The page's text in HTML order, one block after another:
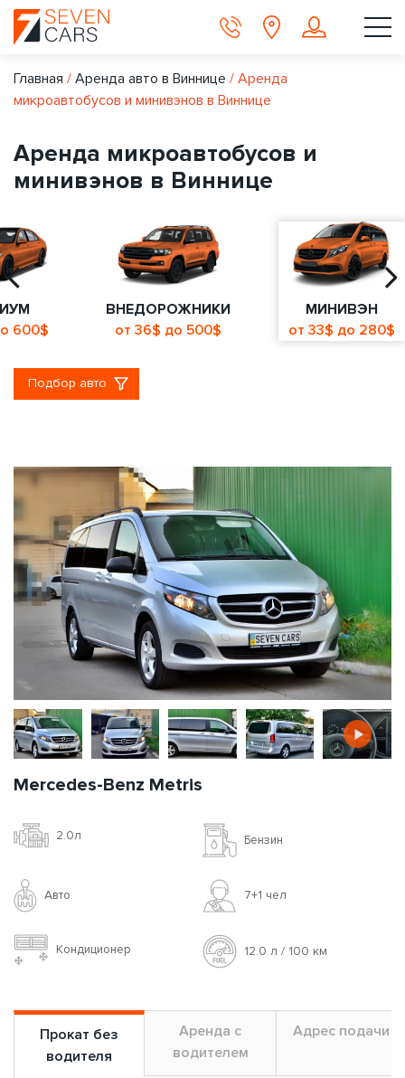
Главная / Аренда авто в Виннице / Аренда
микроавтобусов и минивэнов в Виннице
Аренда микроавтобусов и
минивэнов в Виннице
600$
ВНЕДОРОЖНИКИ
от 36$ до 500$
МИНИВЭН
от 33$ до 280$
Подбор авто
Mercedes-Benz Metris
2.0л Бензин
Авто 7+1 чел
Кондиционер 12.0 л / 100 км
Прокат без
водителя
Аренда с
водителем
Адрес подачи